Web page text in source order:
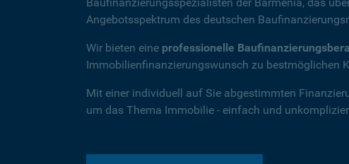
Angebotsspektrum des deutschen
Wir bieten eine professionelle
Immobilienfinanzierungswunsch zu bestmöglichen
Mit einer individuell auf Sie abgestimmten
um das Thema Immobilie - einfach und